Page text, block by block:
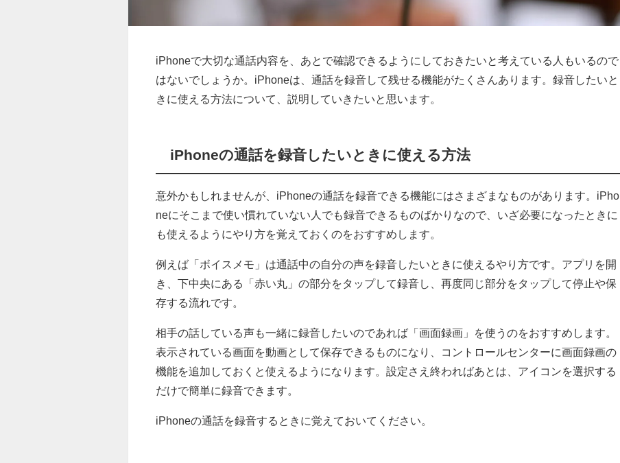
iPhoneで大切な通話内容を、あとで確認できるようにしておきたいと考えている人もいるので
はないでしょうか。iPhoneは、通話を録音して残せる機能がたくさんあります。録音したいと
きに使える方法について、説明していきたいと思います。
iPhoneの通話を録音したいときに使える方法
意外かもしれませんが、iPhoneの通話を録音できる機能にはさまざまなものがあります。iPho
neにそこまで使い慣れていない人でも録音できるものばかりなので、いざ必要になったときに
も使えるようにやり方を覚えておくのをおすすめします。
例えば「ボイスメモ」は通話中の自分の声を録音したいときに使えるやり方です。アプリを開
き、下中央にある「赤い丸」の部分をタップして録音し、再度同じ部分をタップして停止や保
存する流れです。
相手の話している声も一緒に録音したいのであれば「画面録画」を使うのをおすすめします。
表示されている画面を動画として保存できるものになり、コントロールセンターに画面録画の
機能を追加しておくと使えるようになります。設定さえ終わればあとは、アイコンを選択する
だけで簡単に録音できます。
iPhoneの通話を録音するときに覚えておいてください。